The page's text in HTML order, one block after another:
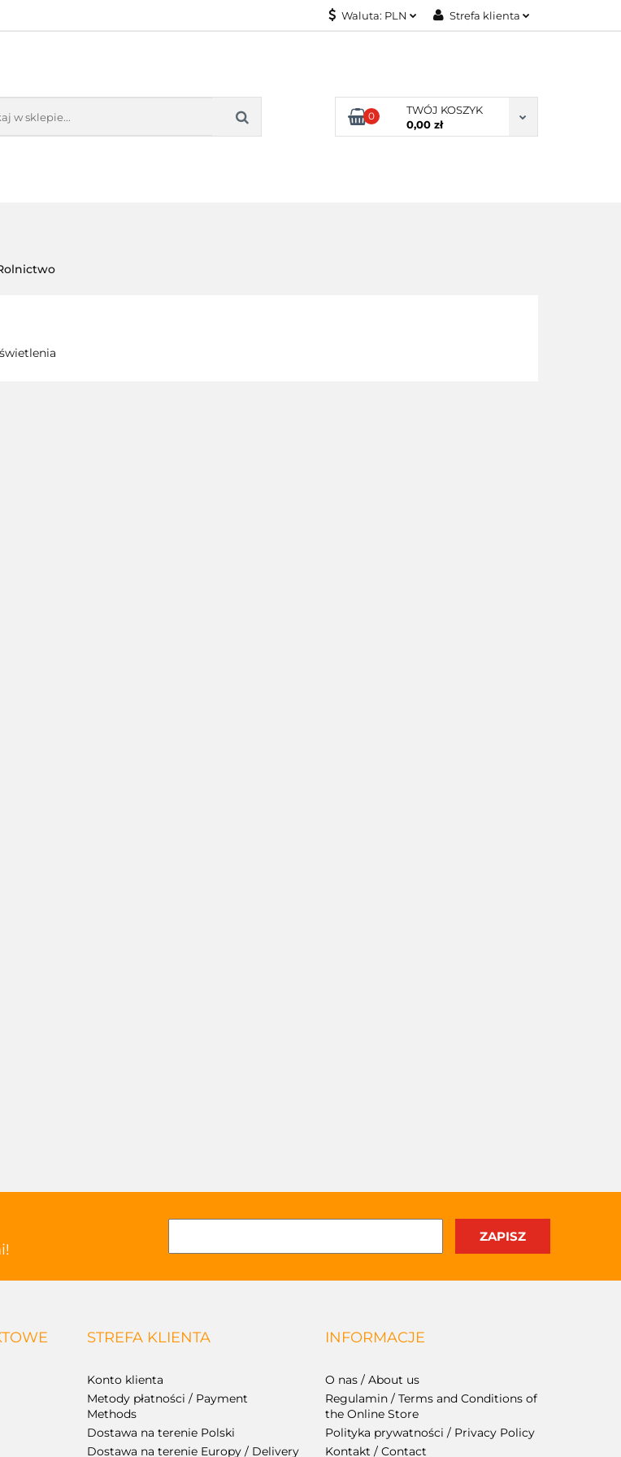
Waluta: PLN Strefa klienta
Dodaj zgłoszenie
Zgody cookies
0
TWÓJ KOSZYK
0,00 zł
KONTAKT
STREFA KLIENTA
Konto klienta
Metody płatności / Payment
Methods
Dostawa na terenie Polski
Dostawa na terenie Europy / Delivery
INFORMACJE
O nas / About us
Regulamin / Terms and Conditions of
the Online Store
Polityka prywatności / Privacy Policy
Kontakt / Contact